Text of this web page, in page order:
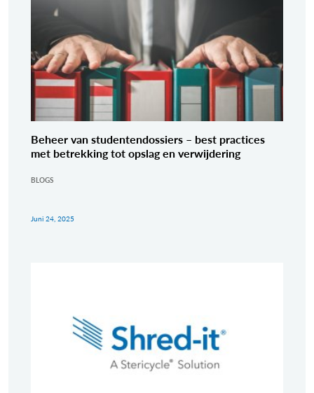
Beheer van studentendossiers – best practices
met betrekking tot opslag en verwijdering
BLOGS
Juni 24, 2025